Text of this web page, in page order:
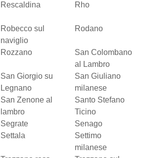
Rescaldina Rho
Robecco sul
naviglio
Rodano
Rozzano
San Colombano
al Lambro
San Giorgio su
Legnano
San Giuliano
milanese
San Zenone al
lambro
Santo Stefano
Ticino
Segrate
Senago
Settala
Settimo
milanese